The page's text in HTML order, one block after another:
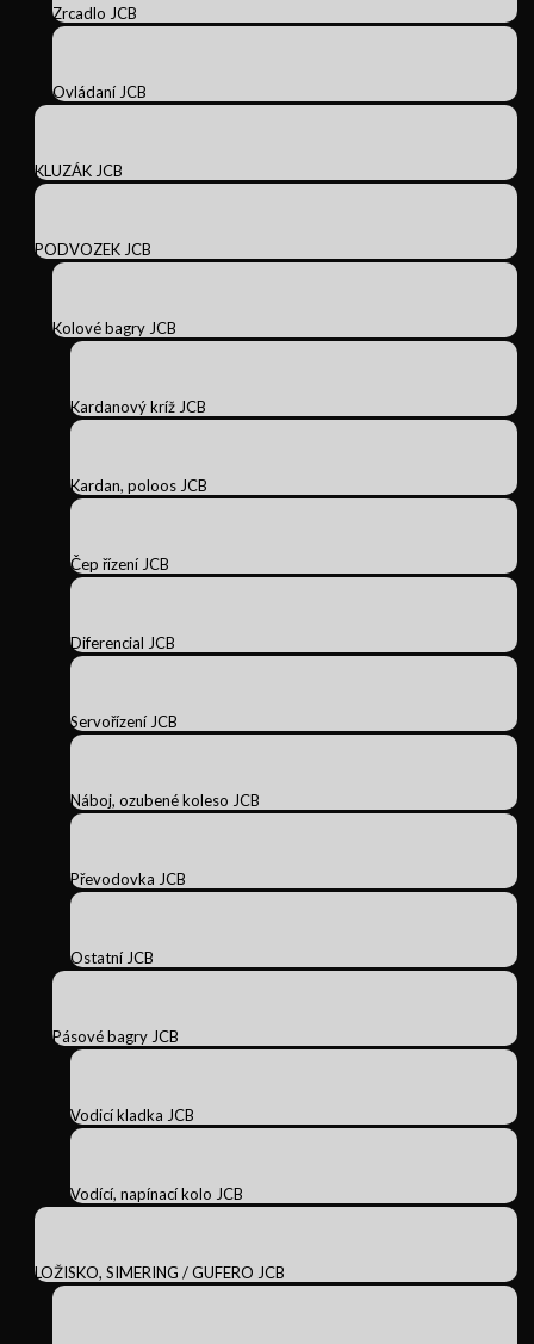
Zrcadlo JCB
Ovládaní JCB
KLUZÁK JCB
PODVOZEK JCB
Kolové bagry JCB
Kardanový kríž JCB
Kardan, poloos JCB
Čep řízení JCB
Diferencial JCB
Servořízení JCB
Náboj, ozubené koleso JCB
Převodovka JCB
Ostatní JCB
Pásové bagry JCB
Vodicí kladka JCB
Vodící, napínací kolo JCB
LOŽISKO, SIMERING / GUFERO JCB